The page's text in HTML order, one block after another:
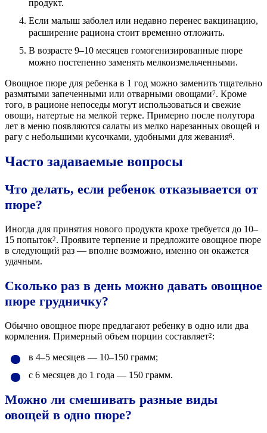
продукт.
Если малыш заболел или недавно перенес вакцинацию,
расширение рациона стоит временно отложить.
В возрасте 9–10 месяцев гомогенизированные пюре
можно постепенно заменять мелкоизмельченными.
Овощное пюре для ребенка в 1 год можно заменить тщательно
размятыми запеченными или отварными овощами7. Кроме
того, в рационе непоседы могут использоваться и свежие
овощи, натертые на мелкой терке. Примерно после полутора
лет в меню появляются салаты из мелко нарезанных овощей и
рагу с небольшими кусочками, удобными для жевания6.
Часто задаваемые вопросы
Что делать, если ребенок отказывается от
пюре?
Иногда для принятия нового продукта крохе требуется до 10–
15 попыток2. Проявите терпение и предложите овощное пюре
в следующий раз — вполне возможно, именно он окажется
удачным.
Сколько раз в день можно давать овощное
пюре грудничку?
Обычно овощное пюре предлагают ребенку в одно или два
кормления. Примерный объем порции составляет2:
в 4–5 месяцев — 10–150 грамм;
с 6 месяцев до 1 года — 150 грамм.
Можно ли смешивать разные виды
овощей в одно пюре?